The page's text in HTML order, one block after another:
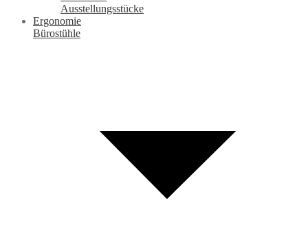
Ausstellungsstücke
Ergonomie
Bürostühle